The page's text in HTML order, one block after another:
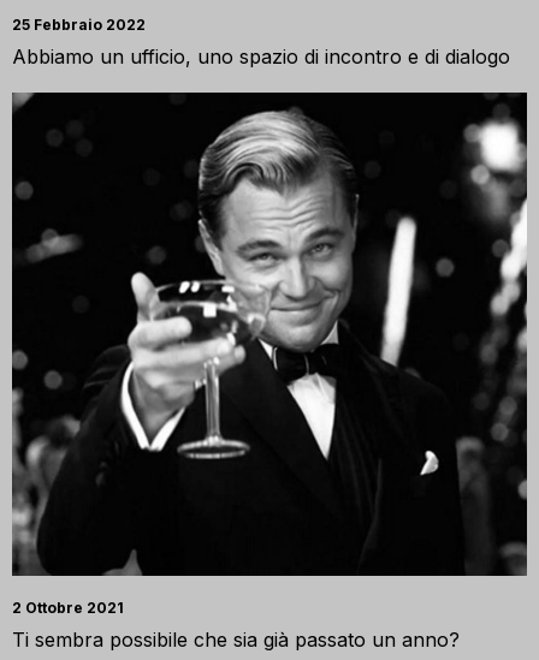
25 Febbraio 2022
Abbiamo un ufficio, uno spazio di incontro e di dialogo
2 Ottobre 2021
Ti sembra possibile che sia già passato un anno?